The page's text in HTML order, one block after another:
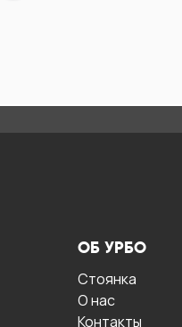
ОБ УРБО
Стоянка
О нас
Контакты